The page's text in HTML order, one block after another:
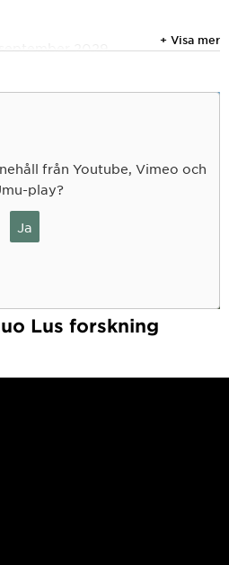
2029
energikostnader
i efterfrågeflexibilitet:
oktober 2025
– Kreativa metoder
framtidsscenarier för
och gemensamt
+ Visa mer
från Youtube, Vimeo och
play?
Ja
Lus forskning